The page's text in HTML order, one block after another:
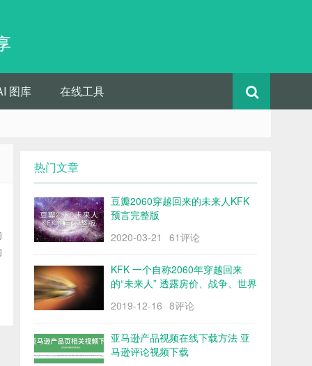
图库 在线工具
热门文章
豆瓣2060穿越回来的未来人KFK
预言完整版
2020-03-21
61评论
KFK 一个自称2060年穿越回来
的“未来人” 透露房价、战争、世界
2019-12-16 8评论
亚马逊产品视频在线下载方法 亚
马逊评论视频下载